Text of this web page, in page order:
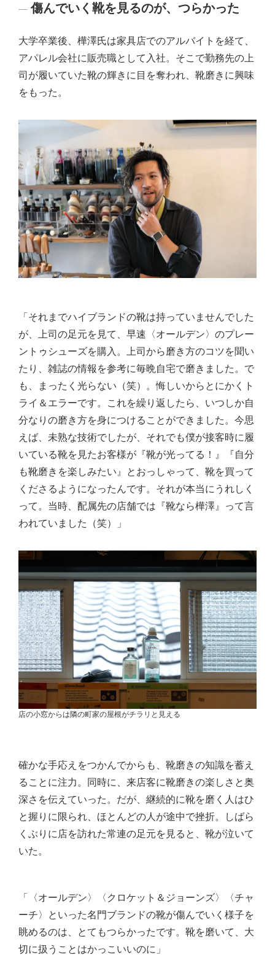
傷んでいく靴を見るのが、つらかった
大学卒業後、樺澤氏は家具店でのアルバイトを経て、
アパレル会社に販売職として入社。そこで勤務先の上
司が履いていた靴の輝きに目を奪われ、靴磨きに興味
をもった。
「それまでハイブランドの靴は持っていませんでした
が、上司の足元を見て、早速〈オールデン〉のプレー
ントゥシューズを購入。上司から磨き方のコツを聞い
たり、雑誌の情報を参考に毎晩自宅で磨きました。で
も、まったく光らない（笑）。悔しいからとにかくト
ライ＆エラーです。これを繰り返したら、いつしか自
分なりの磨き方を身につけることができました。今思
えば、未熟な技術でしたが、それでも僕が接客時に履
いている靴を見たお客様が『靴が光ってる！』『自分
も靴磨きを楽しみたい』とおっしゃって、靴を買って
くださるようになったんです。それが本当にうれしく
って。当時、配属先の店舗では『靴なら樺澤』って言
われていました（笑）」
店の小窓からは隣の町家の屋根がチラリと見える
確かな手応えをつかんでからも、靴磨きの知識を蓄え
ることに注力。同時に、来店客に靴磨きの楽しさと奥
深さを伝えていった。だが、継続的に靴を磨く人はひ
と握りに限られ、ほとんどの人が途中で挫折。しばら
くぶりに店を訪れた常連の足元を見ると、靴が泣いて
いた。
「〈オールデン〉〈クロケット＆ジョーンズ〉〈チャ
ーチ〉といった名門ブランドの靴が傷んでいく様子を
眺めるのは、とてもつらかったです。靴を磨いて、大
切に扱うことはかっこいいのに」